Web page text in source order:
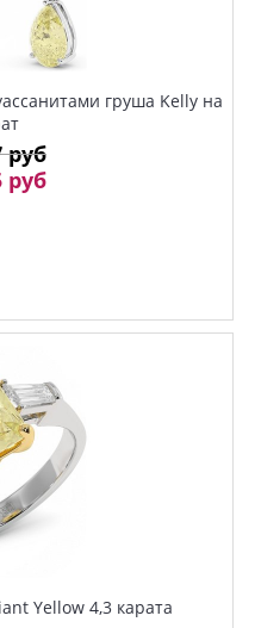
груша Kelly на
руб
руб
Yellow 4,3 карата